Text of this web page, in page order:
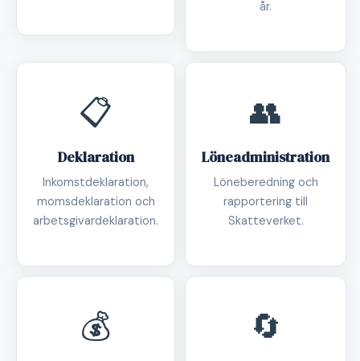
år.
📋
Deklaration
Inkomstdeklaration,
momsdeklaration och
arbetsgivardeklaration.
👥
Löneadministration
Löneberedning och
rapportering till
Skatteverket.
💰 🔄